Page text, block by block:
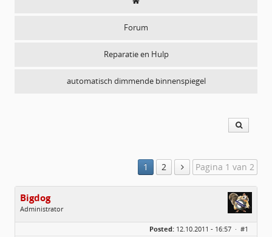
Forum
Reparatie en Hulp
automatisch dimmende binnenspiegel
1 2 Pagina 1 van 2
Bigdog
Administrator
Geslacht:
Posted: 12.10.2011 - 16:57 · #1